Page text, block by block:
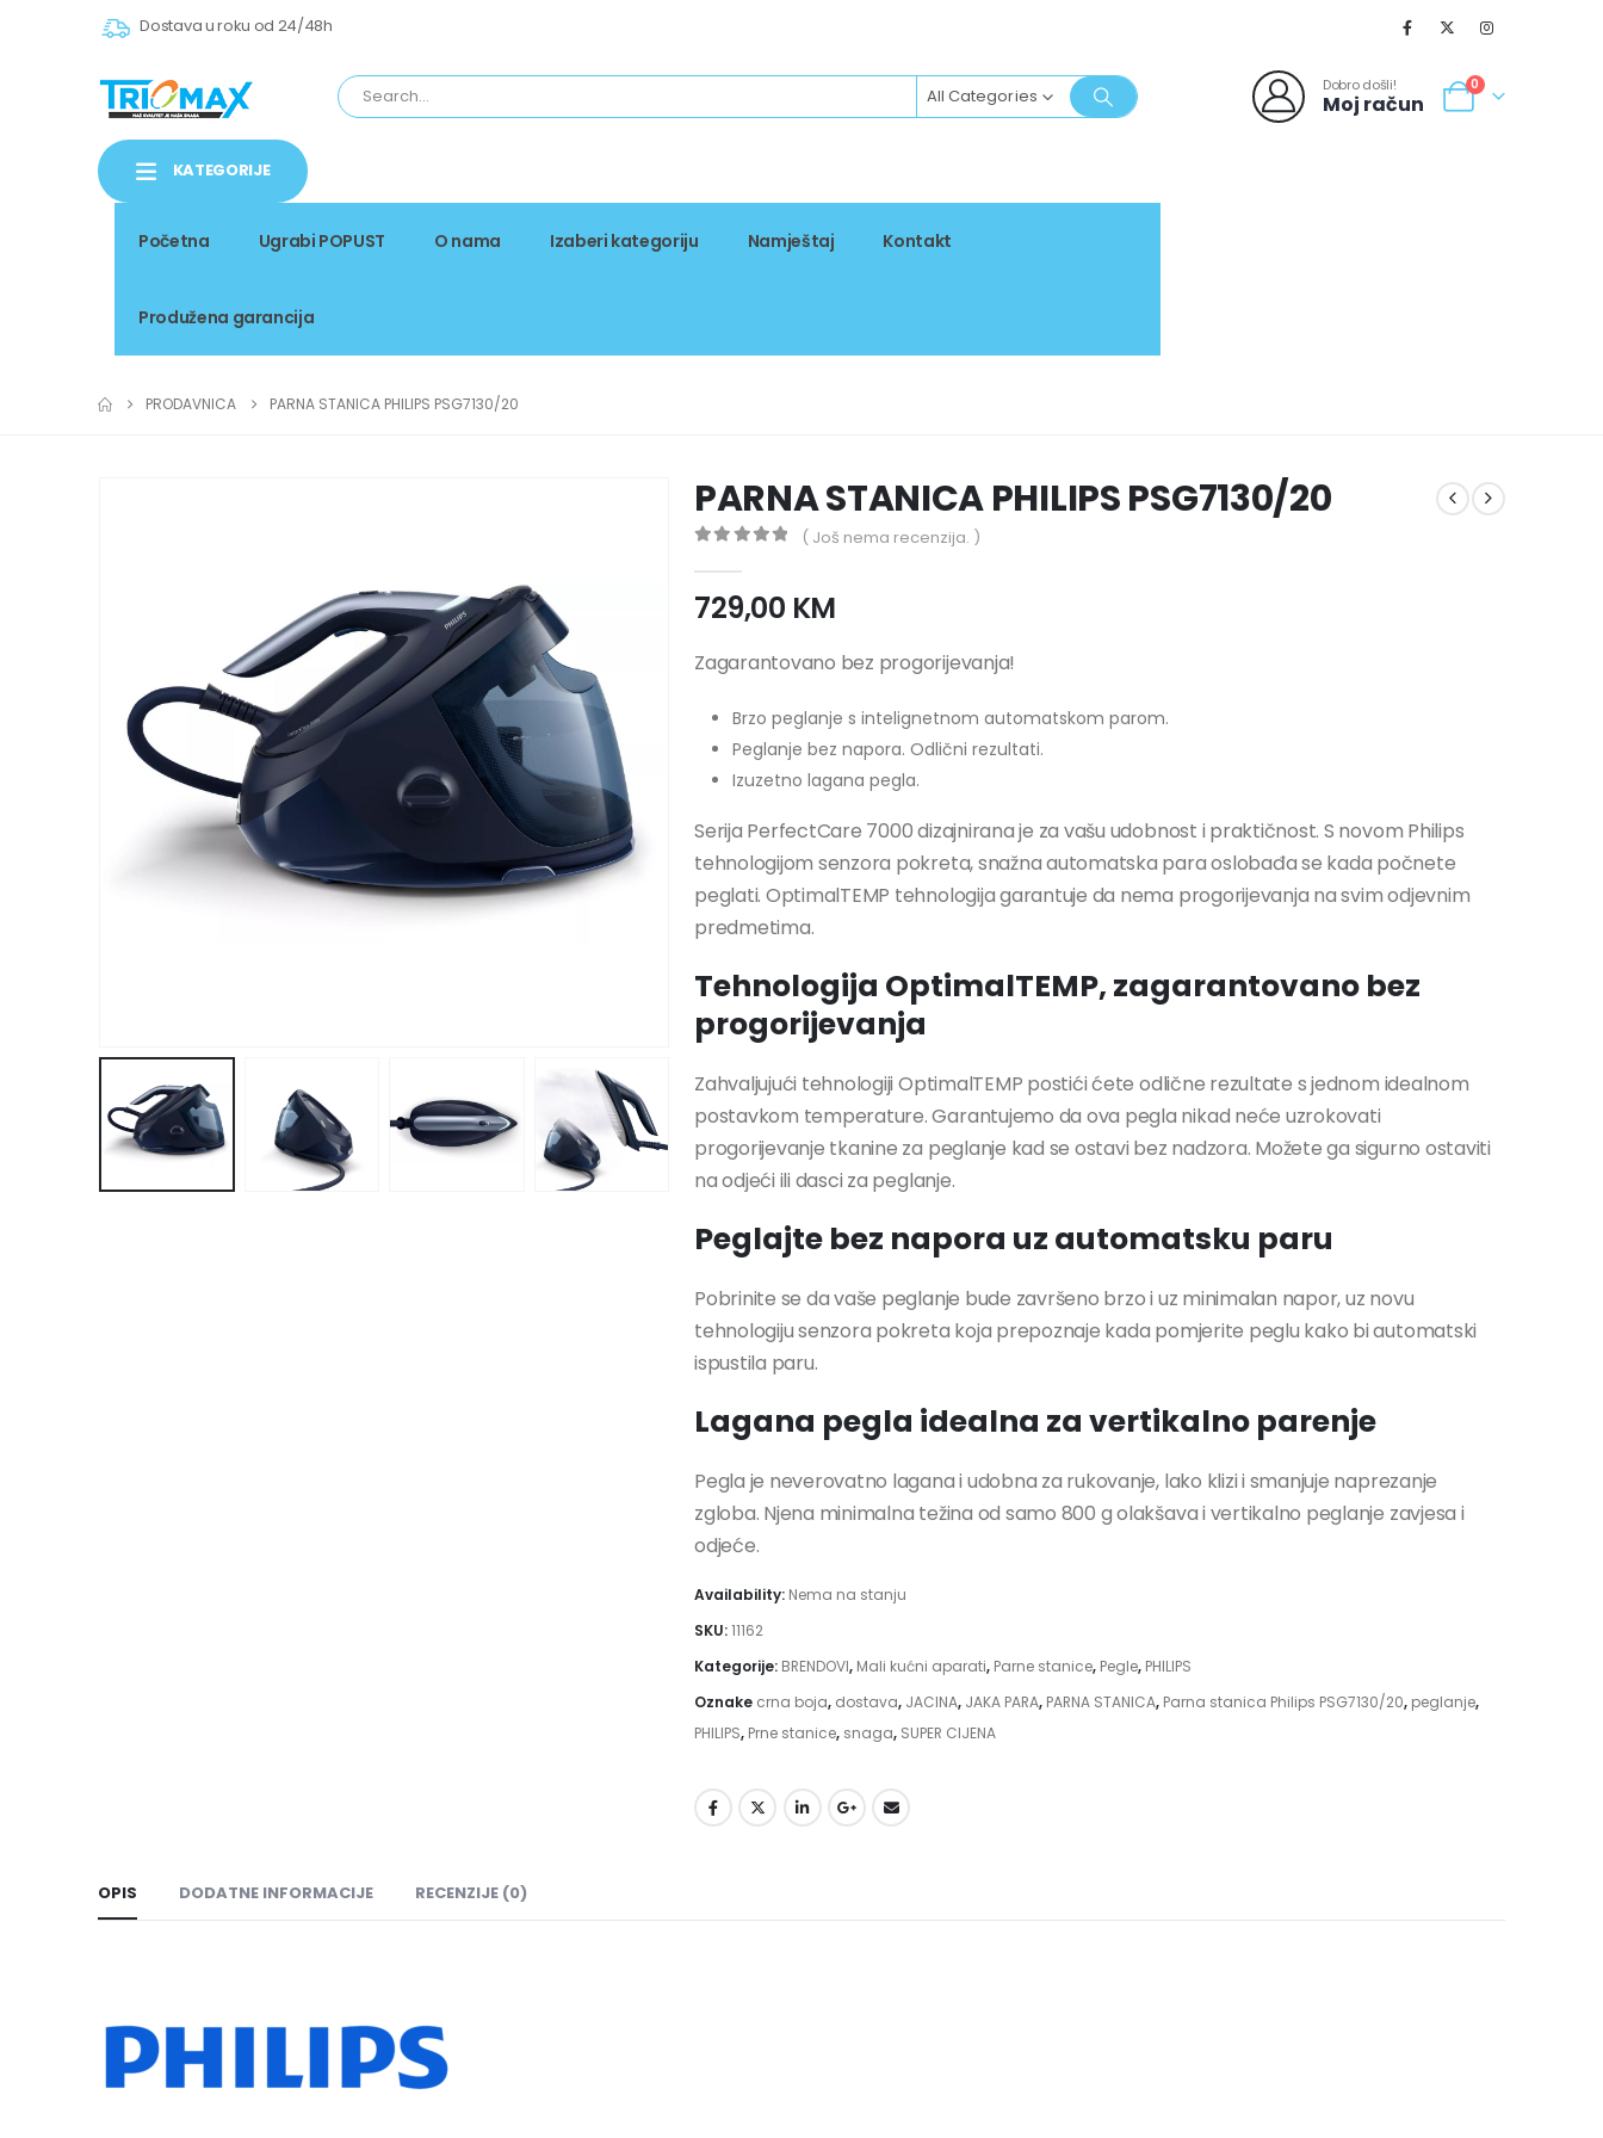
Dostava u roku od 24/48h
All Categories Dobro došli!
Moj račun
0
KATEGORIJE
Početna Ugrabi POPUST O nama Izaberi kategoriju Namještaj Kontakt
Produžena garancija
PRODAVNICA PARNA STANICA PHILIPS PSG7130/20
PARNA STANICA PHILIPS PSG7130/20
( Još nema recenzija. )
729,00 KM
Zagarantovano bez progorijevanja!
Brzo peglanje s intelignetnom automatskom parom.
Peglanje bez napora. Odlični rezultati.
Izuzetno lagana pegla.
Serija PerfectCare 7000 dizajnirana je za vašu udobnost i praktičnost. S novom Philips
tehnologijom senzora pokreta, snažna automatska para oslobađa se kada počnete
peglati. OptimalTEMP tehnologija garantuje da nema progorijevanja na svim odjevnim
predmetima.
Tehnologija OptimalTEMP, zagarantovano bez
progorijevanja
Zahvaljujući tehnologiji OptimalTEMP postići ćete odlične rezultate s jednom idealnom
postavkom temperature. Garantujemo da ova pegla nikad neće uzrokovati
progorijevanje tkanine za peglanje kad se ostavi bez nadzora. Možete ga sigurno ostaviti
na odjeći ili dasci za peglanje.
Peglajte bez napora uz automatsku paru
Pobrinite se da vaše peglanje bude završeno brzo i uz minimalan napor, uz novu
tehnologiju senzora pokreta koja prepoznaje kada pomjerite peglu kako bi automatski
ispustila paru.
Lagana pegla idealna za vertikalno parenje
Pegla je neverovatno lagana i udobna za rukovanje, lako klizi i smanjuje naprezanje
zgloba. Njena minimalna težina od samo 800 g olakšava i vertikalno peglanje zavjesa i
odjeće.
Availability: Nema na stanju
SKU:11162
Kategorije: BRENDOVI, Mali kućni aparati, Parne stanice, Pegle, PHILIPS
Oznake crna boja, dostava, JACINA, JAKA PARA, PARNA STANICA, Parna stanica Philips PSG7130/20, peglanje,
PHILIPS, Prne stanice, snaga, SUPER CIJENA
OPIS DODATNE INFORMACIJE RECENZIJE (0)